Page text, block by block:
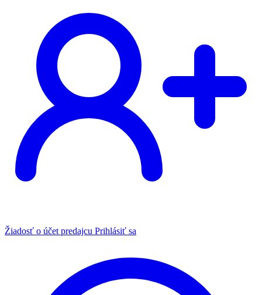
Žiadosť o účet predajcu Prihlásiť sa